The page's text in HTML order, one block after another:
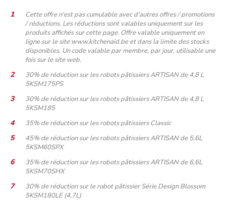
Cette offre n'est pas cumulable avec d'autres offres / promotions
/ réductions. Les réductions sont valables uniquement sur les
produits affichés sur cette page. Offre valable uniquement en
ligne sur le site www.kitchenaid.be et dans la limite des stocks
disponibles. Un code valable par membre, par jour, utilisable une
fois sur le site web.
30% de réduction sur les robots pâtissiers ARTISAN de 4,8 L
5KSM175PS
30% de réduction sur les robots pâtissiers ARTISAN de 4,8 L
5KSM185
35% de réduction sur les robots pâtissiers Classic
45% de réduction sur les robots pâtissiers ARTISAN de 5,6L
5KSM60SPX
35% de réduction sur les robots pâtissiers ARTISAN de 6,6L
5KSM70SHX
30% de réduction sur le robot pâtissier Série Design Blossom
5KSM180LE (4,7L)